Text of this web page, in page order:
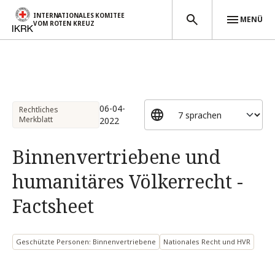
INTERNATIONALES KOMITEE
VOM ROTEN KREUZ
MENÜ
Rechtliches
Merkblatt
06-04-
2022
Binnenvertriebene und
humanitäres Völkerrecht -
Factsheet
Geschützte Personen: Binnenvertriebene Nationales Recht und HVR